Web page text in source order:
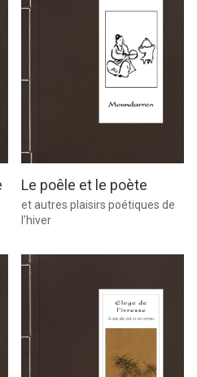
Le poêle et le poète
et autres plaisirs poétiques de
l’hiver